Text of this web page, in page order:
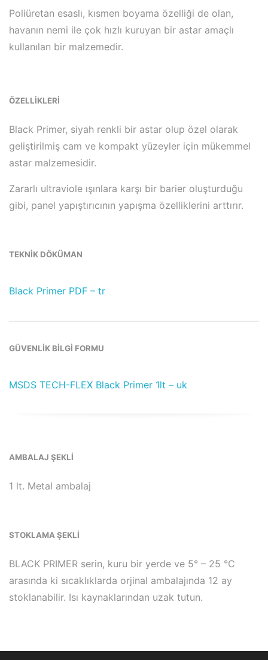
Poliüretan esaslı, kısmen boyama özelliği de olan,
havanın nemi ile çok hızlı kuruyan bir astar amaçlı
kullanılan bir malzemedir.
ÖZELLİKLERİ
Black Primer, siyah renkli bir astar olup özel olarak
geliştirilmiş cam ve kompakt yüzeyler için mükemmel
astar malzemesidir.
Zararlı ultraviole ışınlara karşı bir barier oluşturduğu
gibi, panel yapıştırıcının yapışma özelliklerini arttırır.
TEKNİK DÖKÜMAN
Black Primer PDF – tr
GÜVENLİK BİLGİ FORMU
MSDS TECH-FLEX Black Primer 1lt – uk
AMBALAJ ŞEKLİ
1 lt. Metal ambalaj
STOKLAMA ŞEKLİ
BLACK PRIMER serin, kuru bir yerde ve 5° – 25 °C
arasında ki sıcaklıklarda orjinal ambalajında 12 ay
stoklanabilir. Isı kaynaklarından uzak tutun.